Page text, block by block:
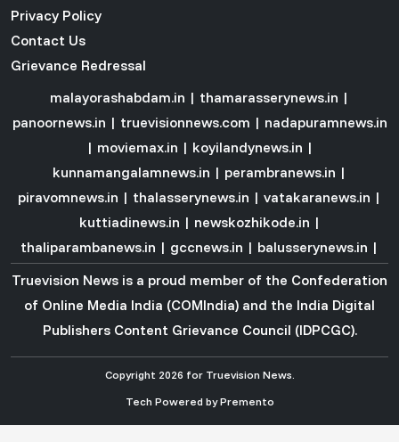
Privacy Policy
Contact Us
Grievance Redressal
malayorashabdam.in | thamarasserynews.in |
panoornews.in | truevisionnews.com | nadapuramnews.in
| moviemax.in | koyilandynews.in |
kunnamangalamnews.in | perambranews.in |
piravomnews.in | thalasserynews.in | vatakaranews.in |
kuttiadinews.in | newskozhikode.in |
thaliparambanews.in | gccnews.in | balusserynews.in |
Truevision News is a proud member of the Confederation
of Online Media India (COMIndia) and the India Digital
Publishers Content Grievance Council (IDPCGC).
Copyright 2026 for Truevision News.
Tech Powered byPremento